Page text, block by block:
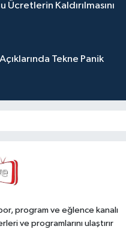
Ücretlerin Kaldırılmasını
Tekne Panik
program ve eğlence kanalı
ve programlarını ulaştırır